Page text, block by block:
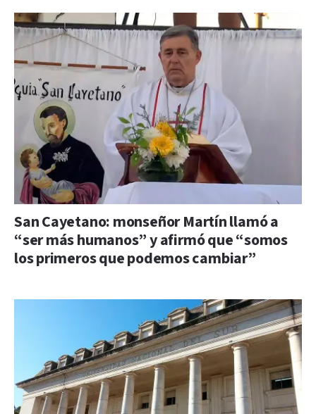
San Cayetano: monseñor Martín llamó a
“ser más humanos” y afirmó que “somos
los primeros que podemos cambiar”